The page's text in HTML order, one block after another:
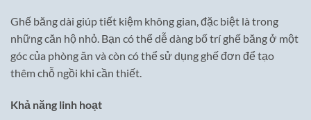
Ghế băng dài giúp tiết kiệm không gian, đặc biệt là trong
những căn hộ nhỏ. Bạn có thể dễ dàng bố trí ghế băng ở một
góc của phòng ăn và còn có thể sử dụng ghế đơn để tạo
thêm chỗ ngồi khi cần thiết.
Khả năng linh hoạt